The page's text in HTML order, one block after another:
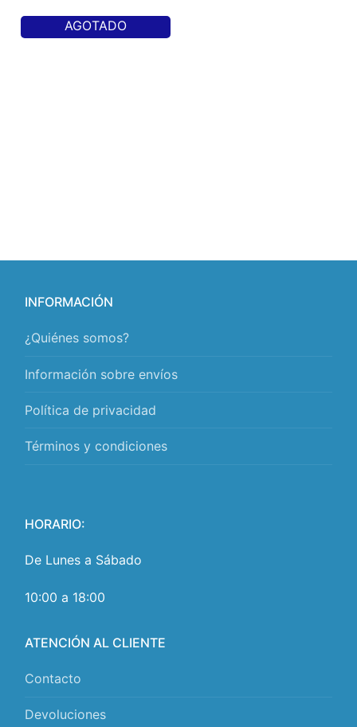
AGOTADO
INFORMACIÓN
¿Quiénes somos?
Información sobre envíos
Política de privacidad
Términos y condiciones
HORARIO:
De Lunes a Sábado
10:00 a 18:00
ATENCIÓN AL CLIENTE
Contacto
Devoluciones